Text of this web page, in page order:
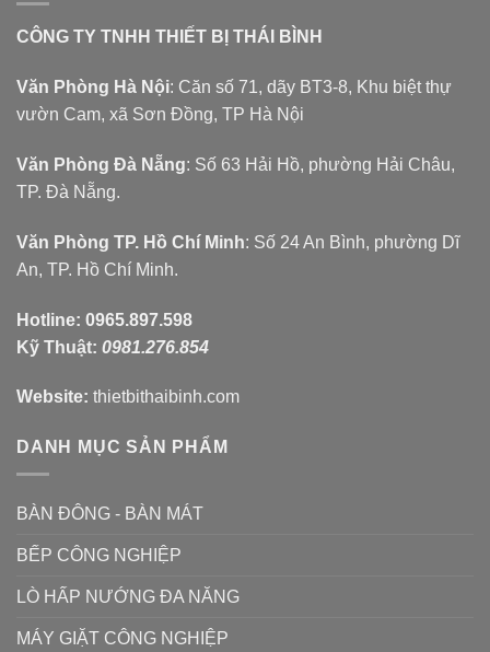
CÔNG TY TNHH THIẾT BỊ THÁI BÌNH
Văn Phòng Hà Nội: Căn số 71, dãy BT3-8, Khu biệt thự
vườn Cam, xã Sơn Đồng, TP Hà Nội
Văn Phòng Đà Nẵng: Số 63 Hải Hồ, phường Hải Châu,
TP. Đà Nẵng.
Văn Phòng TP. Hồ Chí Minh: Số 24 An Bình, phường Dĩ
An, TP. Hồ Chí Minh.
Hotline: 0965.897.598
Kỹ Thuật: 0981.276.854
Website: thietbithaibinh.com
DANH MỤC SẢN PHẨM
BÀN ĐÔNG - BÀN MÁT
BẾP CÔNG NGHIỆP
LÒ HẤP NƯỚNG ĐA NĂNG
MÁY GIẶT CÔNG NGHIỆP